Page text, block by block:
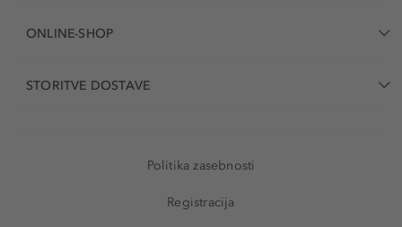
ONLINE-SHOP
STORITVE DOSTAVE
Politika zasebnosti
Registracija